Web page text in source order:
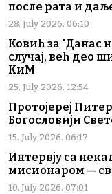
после рата и
28. July 2026. 06:10
Ковић за "Данас
случај, већ део
КиМ
25. July 2026. 12:54
Протојереј
Богословији
15. July 2026. 06:17
Интервју са
мисионаром —
10. July 2026. 07:01